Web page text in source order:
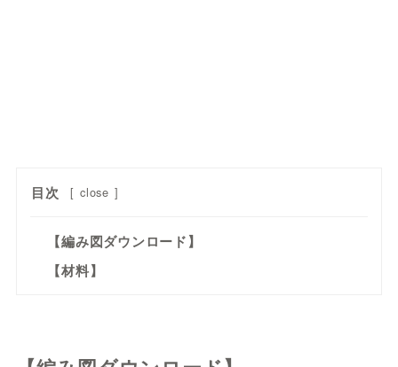
目次 [ close ]
【編み図ダウンロード】
【材料】